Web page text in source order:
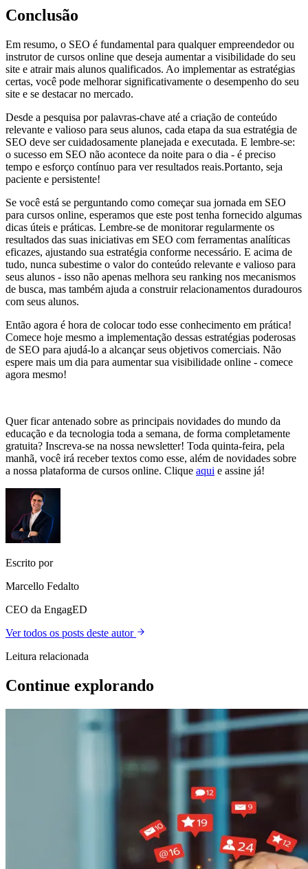
Conclusão
Em resumo, o SEO é fundamental para qualquer empreendedor ou
instrutor de cursos online que deseja aumentar a visibilidade do seu
site e atrair mais alunos qualificados. Ao implementar as estratégias
certas, você pode melhorar significativamente o desempenho do seu
site e se destacar no mercado.
Desde a pesquisa por palavras-chave até a criação de conteúdo
relevante e valioso para seus alunos, cada etapa da sua estratégia de
SEO deve ser cuidadosamente planejada e executada. E lembre-se:
o sucesso em SEO não acontece da noite para o dia - é preciso
tempo e esforço contínuo para ver resultados reais.Portanto, seja
paciente e persistente!
Se você está se perguntando como começar sua jornada em SEO
para cursos online, esperamos que este post tenha fornecido algumas
dicas úteis e práticas. Lembre-se de monitorar regularmente os
resultados das suas iniciativas em SEO com ferramentas analíticas
eficazes, ajustando sua estratégia conforme necessário. E acima de
tudo, nunca subestime o valor do conteúdo relevante e valioso para
seus alunos - isso não apenas melhora seu ranking nos mecanismos
de busca, mas também ajuda a construir relacionamentos duradouros
com seus alunos.
Então agora é hora de colocar todo esse conhecimento em prática!
Comece hoje mesmo a implementação dessas estratégias poderosas
de SEO para ajudá-lo a alcançar seus objetivos comerciais. Não
espere mais um dia para aumentar sua visibilidade online - comece
agora mesmo!
Quer ficar antenado sobre as principais novidades do mundo da
educação e da tecnologia toda a semana, de forma completamente
gratuita? Inscreva-se na nossa newsletter! Toda quinta-feira, pela
manhã, você irá receber textos como esse, além de novidades sobre
a nossa plataforma de cursos online. Clique aqui e assine já!
Escrito por
Marcello Fedalto
CEO da EngagED
Ver todos os posts deste autor
Leitura relacionada
Continue explorando